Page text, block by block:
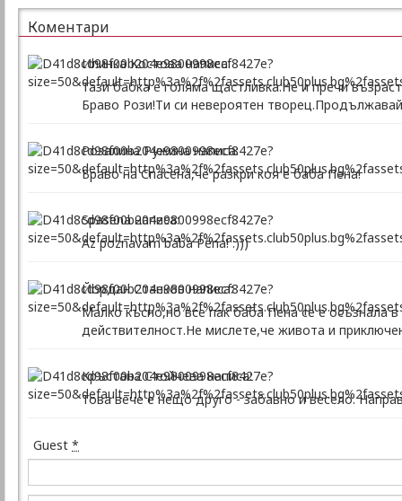
Коментари
Илинка Костова написа:
Тази бабка е голяма щастливка.Не и пречи
Браво Рози!Ти си невероятен
Розалина Ружина написа:
Браво на Спасена,че разкри коя е баба Пена!
Spasena написа:
Az poznavam baba Pena! :)))
Йордан Станков написа:
Малко късно,но все пак баба Пена се е осъзнала
действителност.Не мислете,че живота и
Кръстана Стойчева написа:
Това вече е нещо друго - забавно и весело.
Guest *